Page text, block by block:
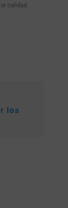
calidad.
los